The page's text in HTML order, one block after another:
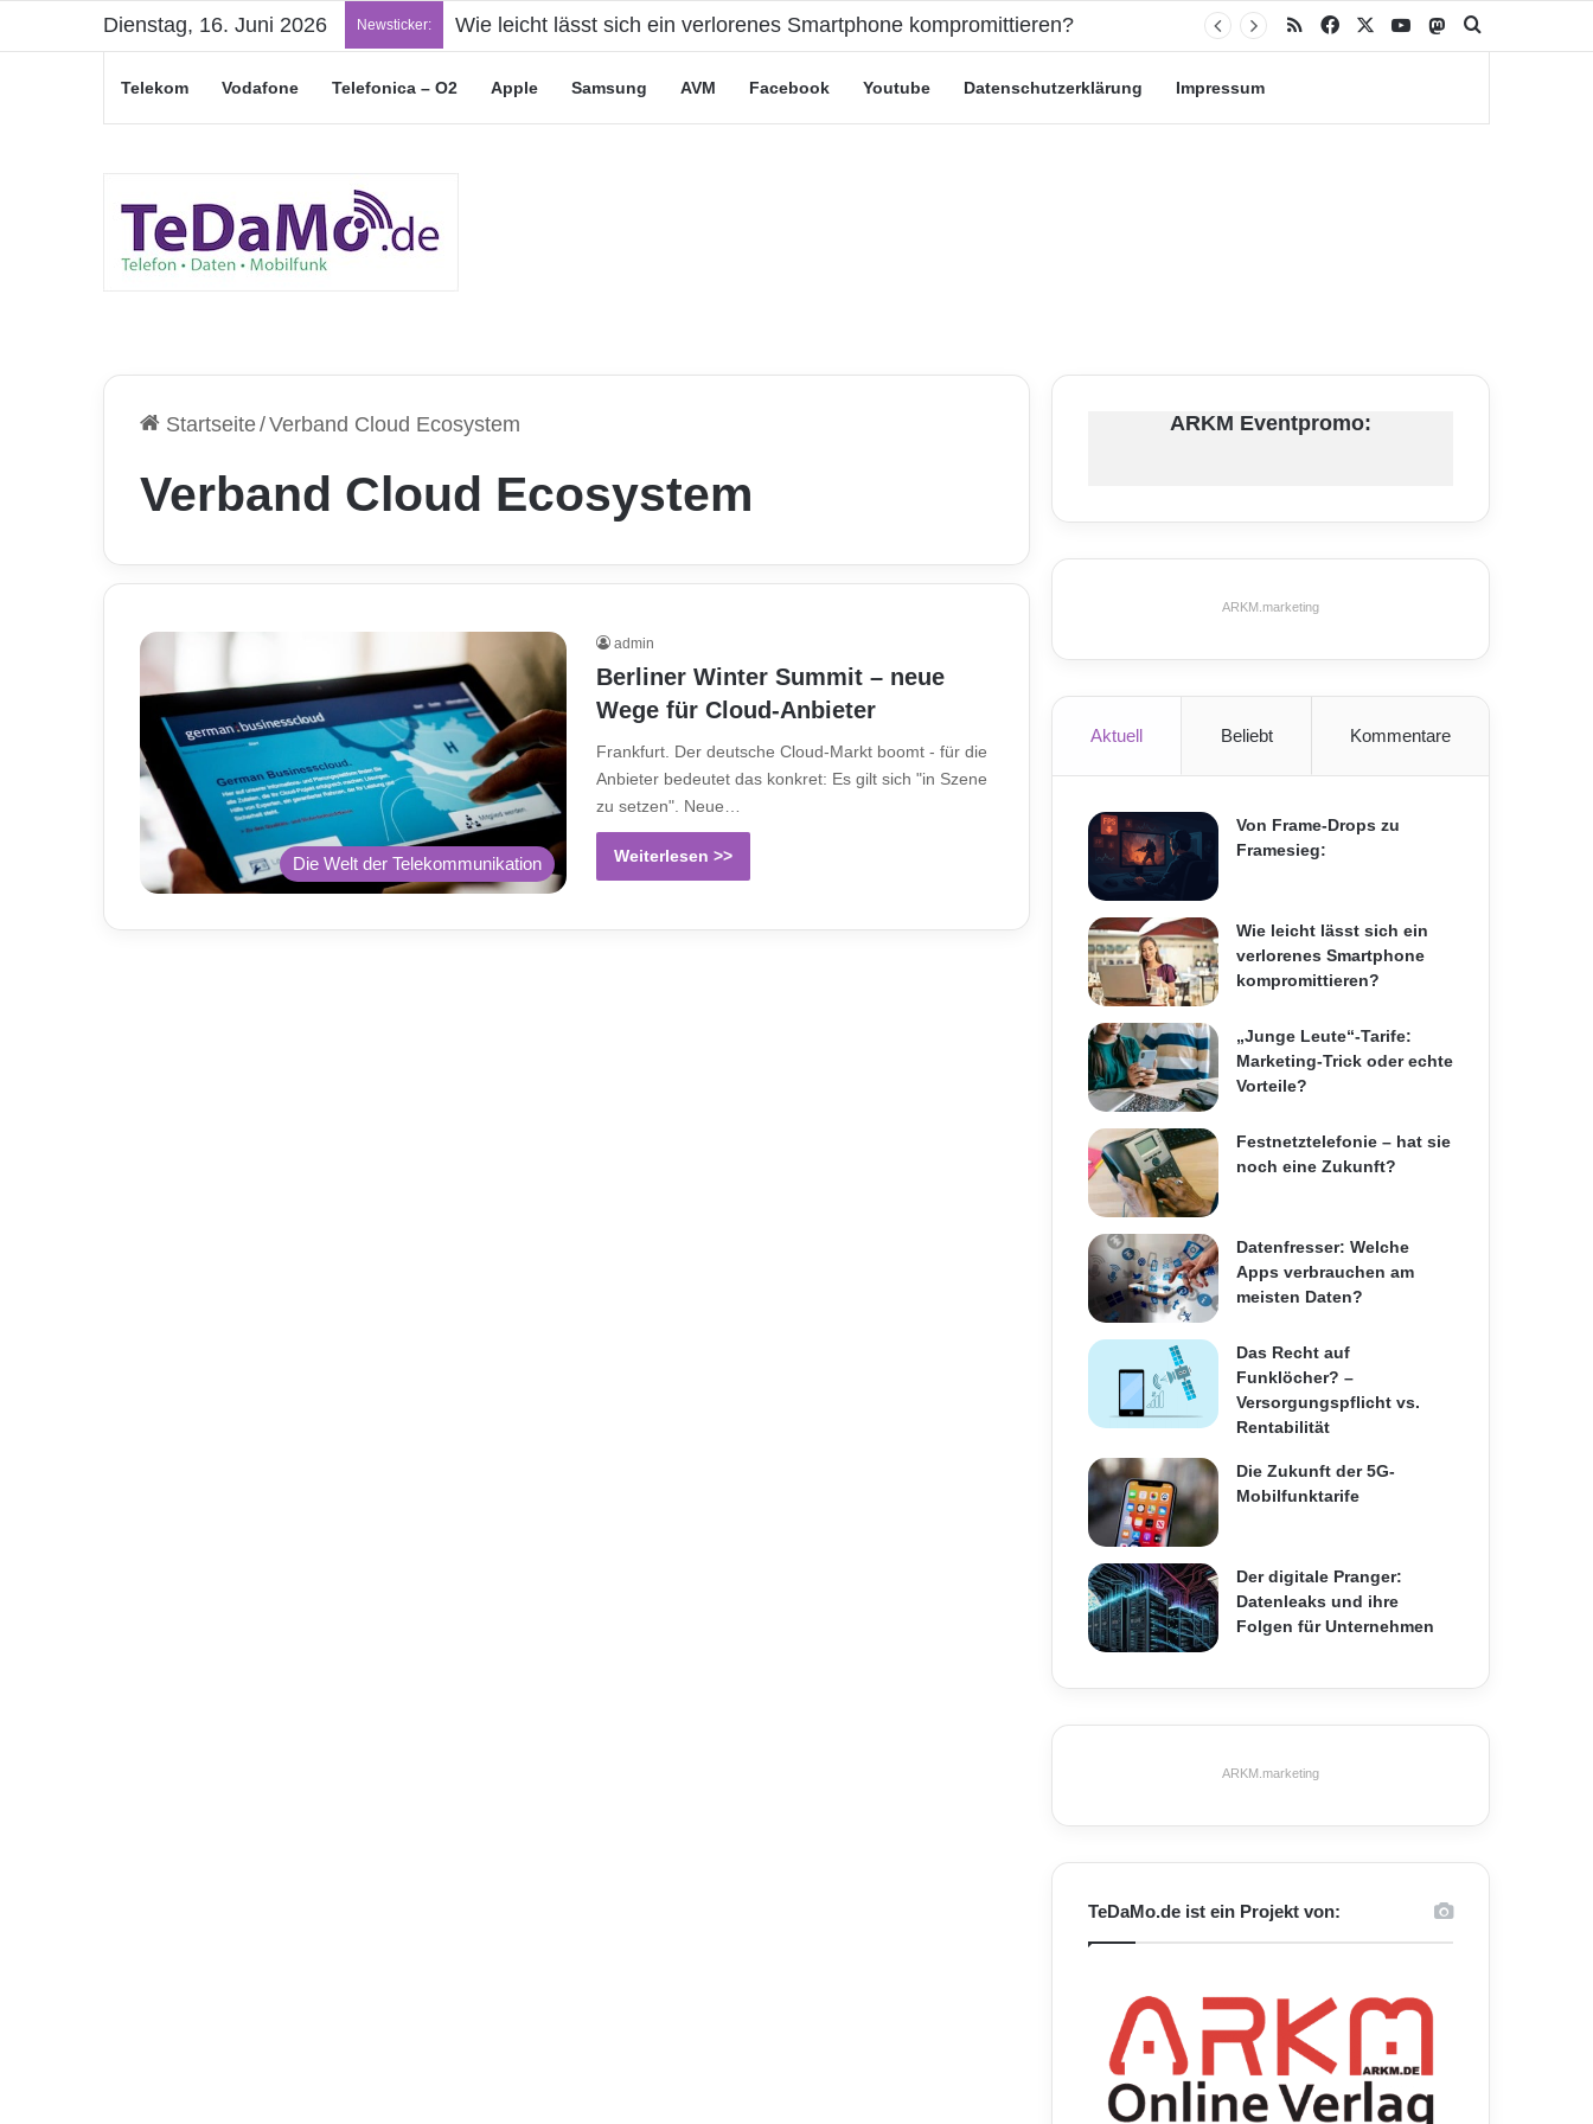
Dienstag, 16. Juni 2026 Newsticker: Wie leicht lässt sich ein verlorenes Smartphone kompromittieren? RSS Facebook YouTubeMastodon
Telekom Vodafone Telefonica – O2 Apple Samsung AVM Facebook Youtube Datenschutzerklärung Impressum
Startseite/Verband Cloud Ecosystem
Verband Cloud Ecosystem
Die Welt der Telekommunikation
admin
Berliner Winter Summit – neue
Wege für Cloud-Anbieter
Frankfurt. Der deutsche Cloud-Markt boomt - für die
Anbieter bedeutet das konkret: Es gilt sich "in Szene
zu setzen". Neue…
Weiterlesen >>
ARKM Eventpromo:
ARKM.marketing
Aktuell Beliebt Kommentare
Von Frame-Drops zu
Framesieg:
Wie leicht lässt sich ein
verlorenes Smartphone
kompromittieren?
„Junge Leute“-Tarife:
Marketing-Trick oder echte
Vorteile?
Festnetztelefonie – hat sie
noch eine Zukunft?
Datenfresser: Welche
Apps verbrauchen am
meisten Daten?
Das Recht auf
Funklöcher? –
Versorgungspflicht vs.
Rentabilität
Die Zukunft der 5G-
Mobilfunktarife
Der digitale Pranger:
Datenleaks und ihre
Folgen für Unternehmen
ARKM.marketing
TeDaMo.de ist ein Projekt von: